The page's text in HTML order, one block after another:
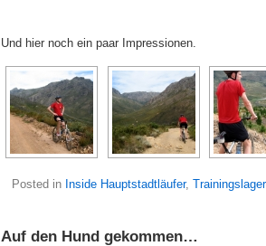
Und hier noch ein paar Impressionen.
Posted in Inside Hauptstadtläufer, Trainingslager
Auf den Hund gekommen…